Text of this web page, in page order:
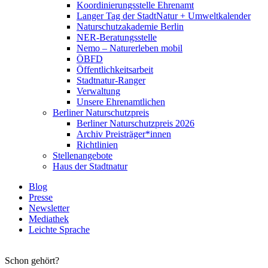
Koordinierungsstelle Ehrenamt
Langer Tag der StadtNatur + Umweltkalender
Naturschutzakademie Berlin
NER-Beratungsstelle
Nemo – Naturerleben mobil
ÖBFD
Öffentlichkeitsarbeit
Stadtnatur-Ranger
Verwaltung
Unsere Ehrenamtlichen
Berliner Naturschutzpreis
Berliner Naturschutzpreis 2026
Archiv Preisträger*innen
Richtlinien
Stellenangebote
Haus der Stadtnatur
Blog
Presse
Newsletter
Mediathek
Leichte Sprache
Schon gehört?